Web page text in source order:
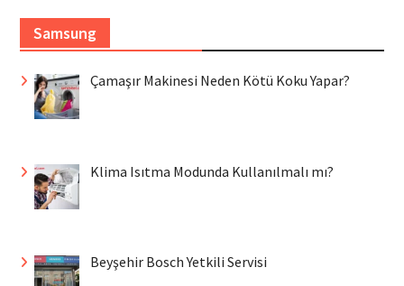
Samsung
Çamaşır Makinesi Neden Kötü Koku Yapar?
Klima Isıtma Modunda Kullanılmalı mı?
Beyşehir Bosch Yetkili Servisi